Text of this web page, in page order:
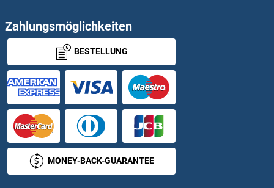
CLIP3 Antikörper
CLIP4 Antikörper
CLK1 Antikörper
CLK2 Antikörper
CLK3 Antikörper
CLK4 Antikörper
Zahlungsmöglichkeiten
BESTELLUNG
MONEY-BACK-GUARANTEE